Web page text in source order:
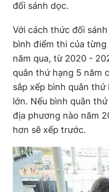
Tổng biên tập: Nguyễn Ngọc
Phó tổng biên tập thường trực:
Phó tổng biên tập: Lâm Hiếu
Tổng thư ký tòa soạn: Đức
Giấy phép xuất bản số 110/GP
© 2003-2026 Bản quyền thuộc
chép dưới mọi hình thức nếu
bản. Phát triển bởi ePi
đối sánh dọc.
Với cách thức đối
bình điểm thi của
năm qua, từ 2020 -
quân thứ hạng 5 năm
sắp xếp bình quân
lớn. Nếu bình quân
địa phương nào năm
hơn sẽ xếp trước.